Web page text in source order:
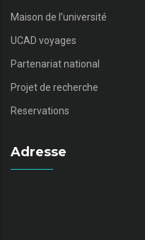
Maison de l’université
UCAD voyages
Partenariat national
Projet de recherche
Reservations
Adresse